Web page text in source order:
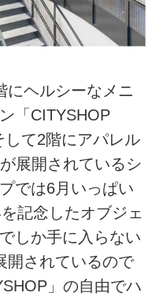
にヘルシーなメニ
「CITYSHOP
して2階にアパレル
展開されているシ
では6月いっぱい
記念したオブジェ
しか手に入らない
開されているので
」の自由でハ